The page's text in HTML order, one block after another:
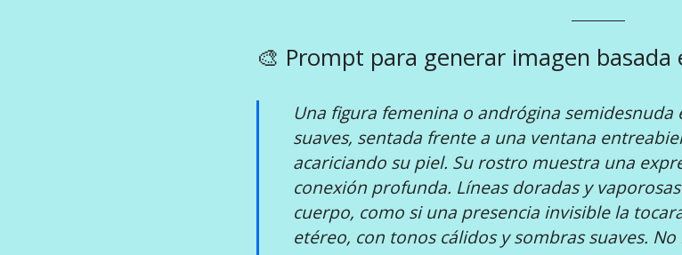
🎨 Prompt para generar imagen basada
Una figura femenina o andrógina semidesnuda
suaves, sentada frente a una ventana
acariciando su piel. Su rostro muestra una
conexión profunda. Líneas doradas y
cuerpo, como si una presencia invisible la
etéreo, con tonos cálidos y sombras suaves.